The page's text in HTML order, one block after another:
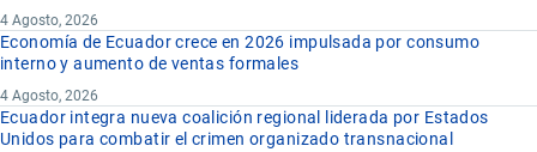
4 Agosto, 2026
Economía de Ecuador crece en 2026 impulsada por consumo
interno y aumento de ventas formales
4 Agosto, 2026
Ecuador integra nueva coalición regional liderada por Estados
Unidos para combatir el crimen organizado transnacional